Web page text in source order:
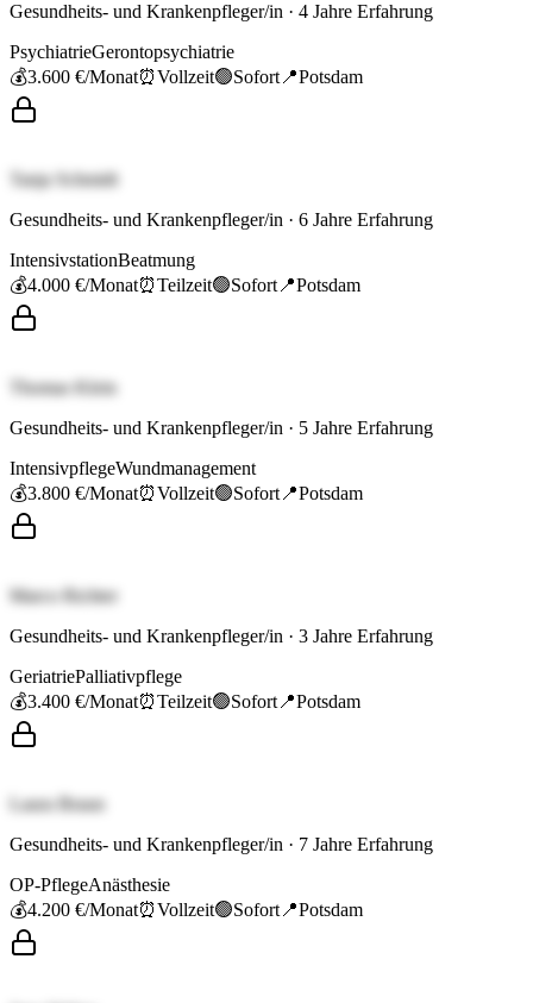
Gesundheits- und Krankenpfleger/in · 4 Jahre Erfahrung
PsychiatrieGerontopsychiatrie
💰3.600 €/Monat⏰Vollzeit🟢Sofort 📍Potsdam
Tanja Schmidt
Gesundheits- und Krankenpfleger/in · 6 Jahre Erfahrung
IntensivstationBeatmung
💰4.000 €/Monat⏰Teilzeit🟢Sofort 📍Potsdam
Thomas Klein
Gesundheits- und Krankenpfleger/in · 5 Jahre Erfahrung
IntensivpflegeWundmanagement
💰3.800 €/Monat⏰Vollzeit🟢Sofort 📍Potsdam
Marco Richter
Gesundheits- und Krankenpfleger/in · 3 Jahre Erfahrung
GeriatriePalliativpflege
💰3.400 €/Monat⏰Teilzeit🟢Sofort 📍Potsdam
Laura Braun
Gesundheits- und Krankenpfleger/in · 7 Jahre Erfahrung
OP-PflegeAnästhesie
💰4.200 €/Monat⏰Vollzeit🟢Sofort 📍Potsdam